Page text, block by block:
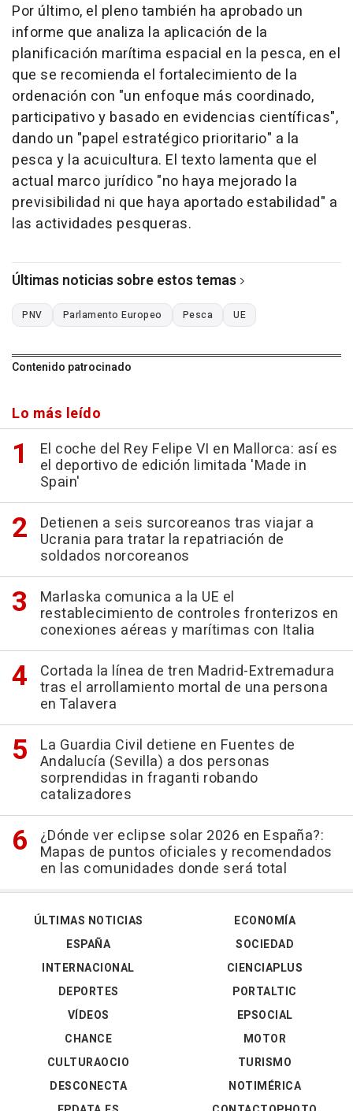
Por último, el pleno también ha aprobado un
informe que analiza la aplicación de la
planificación marítima espacial en la pesca, en el
que se recomienda el fortalecimiento de la
ordenación con "un enfoque más coordinado,
participativo y basado en evidencias científicas",
dando un "papel estratégico prioritario" a la
pesca y la acuicultura. El texto lamenta que el
actual marco jurídico "no haya mejorado la
previsibilidad ni que haya aportado estabilidad" a
las actividades pesqueras.
Últimas noticias sobre estos temas
PNV Parlamento Europeo Pesca UE
Contenido patrocinado
Lo más leído
El coche del Rey Felipe VI en Mallorca: así es
el deportivo de edición limitada 'Made in
Spain'
Detienen a seis surcoreanos tras viajar a
Ucrania para tratar la repatriación de
soldados norcoreanos
Marlaska comunica a la UE el
restablecimiento de controles fronterizos en
conexiones aéreas y marítimas con Italia
Cortada la línea de tren Madrid-Extremadura
tras el arrollamiento mortal de una persona
en Talavera
La Guardia Civil detiene en Fuentes de
Andalucía (Sevilla) a dos personas
sorprendidas in fraganti robando
catalizadores
¿Dónde ver eclipse solar 2026 en España?:
Mapas de puntos oficiales y recomendados
en las comunidades donde será total
ÚLTIMAS NOTICIAS
ESPAÑA
INTERNACIONAL
DEPORTES
VÍDEOS
ECONOMÍA
SOCIEDAD
CIENCIAPLUS
PORTALTIC
EPSOCIAL
CHANCE
CULTURAOCIO
DESCONECTA
MOTOR
TURISMO
NOTIMÉRICA